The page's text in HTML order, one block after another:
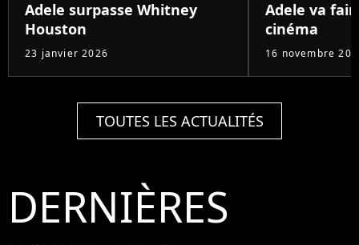
Adele surpasse Whitney
Houston
23 janvier 2026
Adele va
cinéma
16 novembre
TOUTES LES ACTUALITÉS
DERNIÈRES